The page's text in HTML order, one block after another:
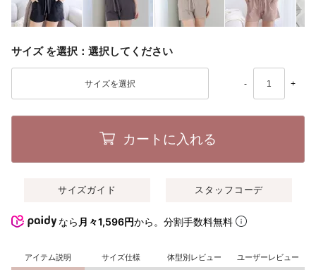
サイズ 選択してください
- +
カートに入れる
サイズガイド スタッフコーデ
なら 月々1,596円から。分割手数料無料
アイテム説明 サイズ仕様 体型別レビュー ユーザーレビュー